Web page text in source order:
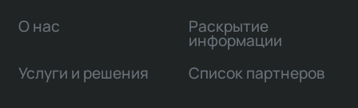
О нас
Услуги и решения
Раскрытие
информации
Список партнеров